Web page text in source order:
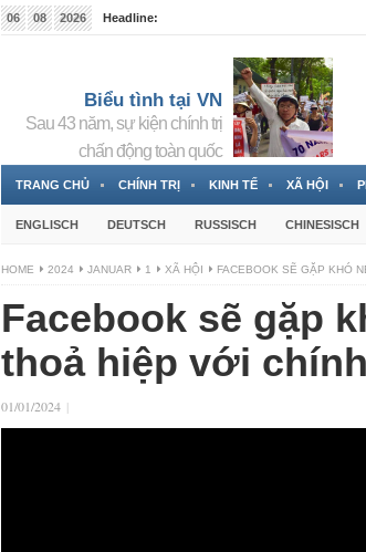
06 08 2026
Headline:
Biểu tình tại VN
Sau 43 năm, sự kiện chính trị
chấn động toàn quốc
TRANG CHỦ CHÍNH TRỊ KINH TẾ XÃ HỘI
ENGLISCH DEUTSCH RUSSISCH CHINESISCH
HOME 2024 JANUAR 1 XÃ HỘI FACEBOOK SẼ GẶP KHÓ
Facebook sẽ gặp
thoả hiệp với
01/01/2024 |